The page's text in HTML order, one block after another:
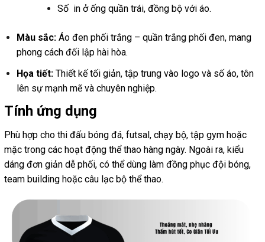
Số in ở ống quần trái, đồng bộ với áo.
Màu sắc:Áo đen phối trắng – quần trắng phối đen, mang
phong cách đối lập hài hòa.
Họa tiết:Thiết kế tối giản, tập trung vào logo và số áo, tôn
lên sự mạnh mẽ và chuyên nghiệp.
Tính ứng dụng
Phù hợp cho thi đấu bóng đá, futsal, chạy bộ, tập gym hoặc
mặc trong các hoạt động thể thao hàng ngày. Ngoài ra, kiểu
dáng đơn giản dễ phối, có thể dùng làm đồng phục đội bóng,
team building hoặc câu lạc bộ thể thao.